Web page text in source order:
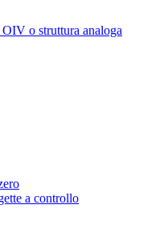
o struttura analoga
a controllo